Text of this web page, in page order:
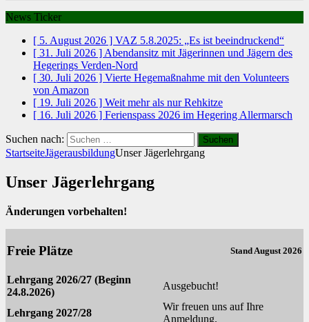
News Ticker
[ 5. August 2026 ] VAZ 5.8.2025: „Es ist beeindruckend“
[ 31. Juli 2026 ] Abendansitz mit Jägerinnen und Jägern des
Hegerings Verden-Nord
[ 30. Juli 2026 ] Vierte Hegemaßnahme mit den Volunteers
von Amazon
[ 19. Juli 2026 ] Weit mehr als nur Rehkitze
[ 16. Juli 2026 ] Ferienspass 2026 im Hegering Allermarsch
Suchen nach:
StartseiteJägerausbildungUnser Jägerlehrgang
Unser Jägerlehrgang
Änderungen vorbehalten!
Freie Plätze Stand August 2026
Lehrgang 2026/27 (Beginn
24.8.2026)
Ausgebucht!
Lehrgang 2027/28
Wir freuen uns auf Ihre
Anmeldung.